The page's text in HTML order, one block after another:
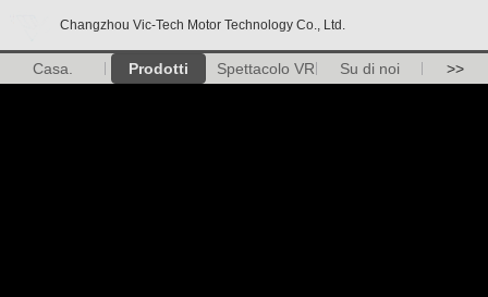
Changzhou Vic-Tech Motor Technology Co., Ltd.
Casa. Prodotti Spettacolo VR Su di noi >>